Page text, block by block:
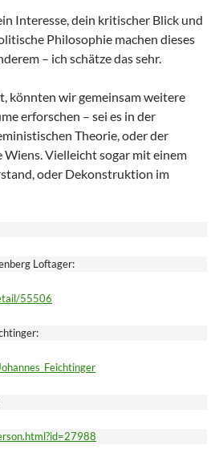
Interesse, dein kritischer Blick und
Philosophie machen dieses
– ich schätze das sehr.
könnten wir gemeinsam weitere
erforschen – sei es in der
Theorie, oder der
Vielleicht sogar mit einem
oder Dekonstruktion im
Loftager:
55506